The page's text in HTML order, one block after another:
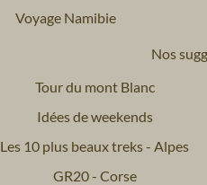
Voyage Namibie
Nos
Tour du mont Blanc
Idées de weekends
Les 10 plus beaux treks - Alpes
GR20 - Corse